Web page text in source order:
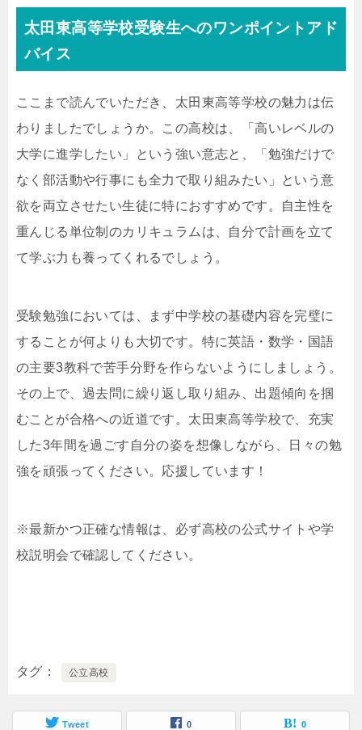
太田東高等学校受験生へのワンポイントアド
バイス
ここまで読んでいただき、太田東高等学校の魅力は伝
わりましたでしょうか。この高校は、「高いレベルの
大学に進学したい」という強い意志と、「勉強だけで
なく部活動や行事にも全力で取り組みたい」という意
欲を両立させたい生徒に特におすすめです。自主性を
重んじる単位制のカリキュラムは、自分で計画を立て
て学ぶ力も養ってくれるでしょう。
受験勉強においては、まず中学校の基礎内容を完璧に
することが何よりも大切です。特に英語・数学・国語
の主要3教科で苦手分野を作らないようにしましょう。
その上で、過去問に繰り返し取り組み、出題傾向を掴
むことが合格への近道です。太田東高等学校で、充実
した3年間を過ごす自分の姿を想像しながら、日々の勉
強を頑張ってください。応援しています！
※最新かつ正確な情報は、必ず高校の公式サイトや学
校説明会で確認してください。
タグ 公立高校
Tweet 0 0